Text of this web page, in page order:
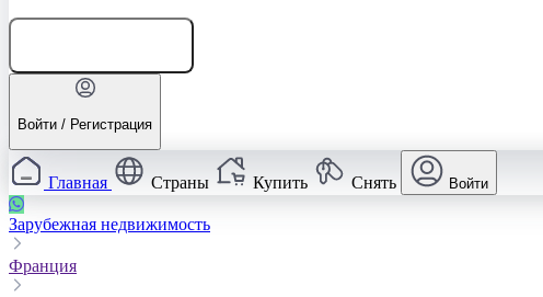
Войти / Регистрация
Главная Страны Купить Снять Войти
Зарубежная недвижимость
Франция